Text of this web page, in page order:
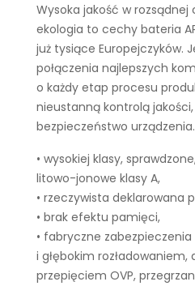
Wysoka jakość w
ekologia to cechy bateria
już tysiące Europejczyków.
połączenia najlepszych
o każdy etap procesu
nieustanną kontrolą
bezpieczeństwo urządzenia.
• wysokiej klasy,
litowo-jonowe klasy A,
• rzeczywista deklarowana
• brak efektu pamięci,
• fabryczne
i głębokim rozładowaniem,
przepięciem OVP,